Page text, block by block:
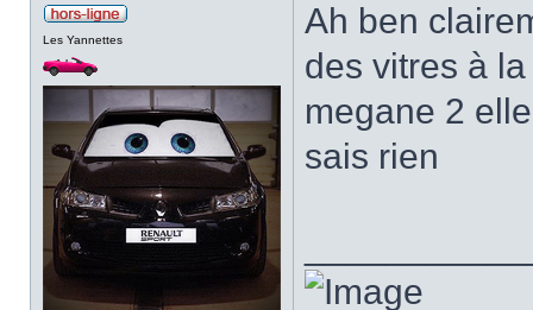
Les Yannettes
Ah ben
des vitres à
megane 2
sais rien